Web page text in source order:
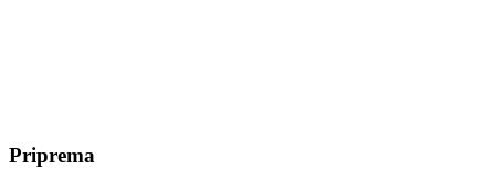
Priprema